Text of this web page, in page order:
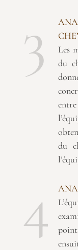
3
Les
du
du
4